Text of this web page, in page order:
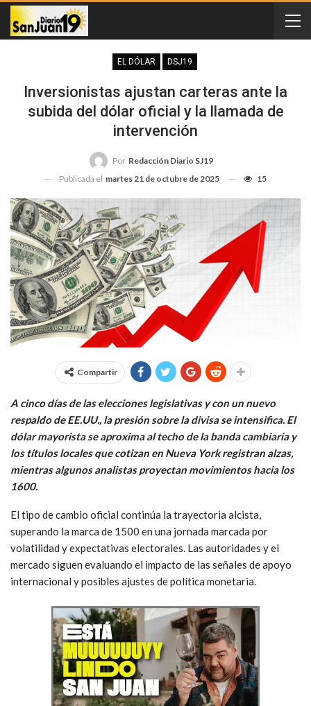
EL DÓLAR DSJ19
Inversionistas ajustan carteras ante la
subida del dólar oficial y la llamada de
intervención
Por Redacción Diario SJ19
Publicada el martes 21 de octubre de 2025 15
Compartir
A cinco días de las elecciones legislativas y con un nuevo
respaldo de EE.UU., la presión sobre la divisa se intensifica. El
dólar mayorista se aproxima al techo de la banda cambiaria y
los títulos locales que cotizan en Nueva York registran alzas,
mientras algunos analistas proyectan movimientos hacia los
1600.
El tipo de cambio oficial continúa la trayectoria alcista,
superando la marca de 1500 en una jornada marcada por
volatilidad y expectativas electorales. Las autoridades y el
mercado siguen evaluando el impacto de las señales de apoyo
internacional y posibles ajustes de política monetaria.